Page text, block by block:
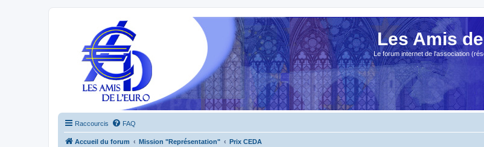
Les Amis
Le forum internet de l'association
Raccourcis FAQ
Accueil du forum Mission "Représentation" Prix CEDA